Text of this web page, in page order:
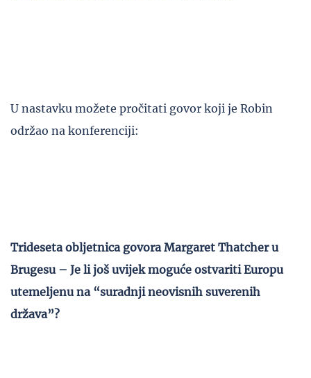
U nastavku možete pročitati govor koji je Robin
održao na konferenciji:
Trideseta obljetnica govora Margaret Thatcher u
Brugesu – Je li još uvijek moguće ostvariti Europu
utemeljenu na “suradnji neovisnih suverenih
država”?